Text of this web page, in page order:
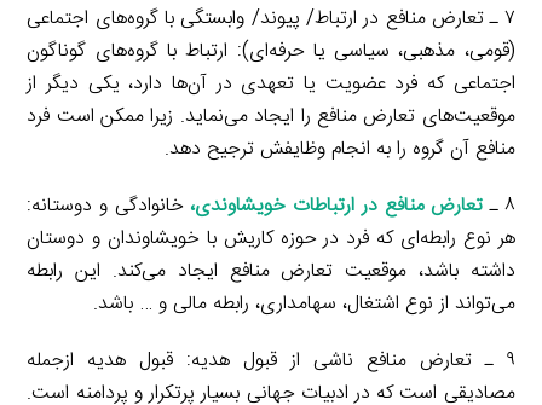
۷ ـ تعارض منافع در ارتباط/ پیوند/ وابستگی با گروه‌های اجتماعی
(قومی، مذهبی، سیاسی یا حرفه‌ای): ارتباط با گروه‌های گوناگون
اجتماعی که فرد عضویت یا تعهدی در آن‌ها دارد، یکی دیگر از
موقعیت‌های تعارض منافع را ایجاد می‌نماید. زیرا ممکن است فرد
منافع آن گروه را به انجام وظایفش ترجیح دهد.
۸ ـ
تعارض منافع در ارتباطات خویشاوندی، خانوادگی و دوستانه:
هر نوع رابطه‌ای که فرد در حوزه کاریش با خویشاوندان و دوستان
داشته باشد، موقعیت تعارض منافع ایجاد می‌کند. این رابطه
می‌تواند از نوع اشتغال، سهامداری، رابطه مالی و … باشد.
۹ ـ تعارض منافع ناشی از قبول هدیه: قبول هدیه ازجمله
مصادیقی است که در ادبیات جهانی بسیار پرتکرار و پردامنه است.